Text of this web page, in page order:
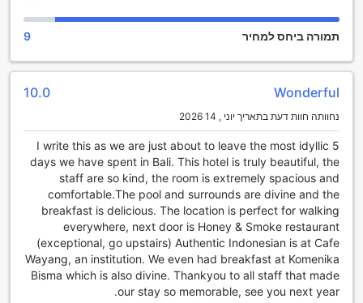
ייחודיים שיזכירו לכם את החוויה המיוחדת שלכם בבאלי. כל אלה
יחד יוצרים חוויה בלתי נשכחת של בידור ורוגע, הממתינה לכם
מתקני ספורט במלון קומןקה ברסה סיאנג, אובוד
במלון קומןקה ברסה סיאנג שבאובוד, באלי, תיהנו ממגוון מתקני
הפנימית המפנקת היא המקום המושלם להתרגע ולהתאמן בו, עם
מים צלולים ואווירה שקטה שמזמינה אתכם לשחות ולהתאמן בכל
שעות היום. עבור מי שמעוניין בשמש ובאוויר הפתוח, הבריכה
החיצונית המדהימה מציעה נוף עוצר נשימה של הגנים הטרופיים
שסביב, ומאפשרת לכם לשחות או פשוט להירגע על שפת הבריכה
עם ספר טוב.
לאחר יום של פעילות גופנית, תוכלו להירגע בבר הבריכה, המציע
מבחר רחב של משקאות מרעננים ומנות קלות. אם אתם חובבי חוף,
המלון נמצא במרחק קצר מהחוף, שם תוכלו ליהנות מפעילויות
ימיות, ספורט ימי והזדמנויות לחקור את המים הצלולים של
תמורה ביחס למחיר 9
Wonderful
10.0
נחוותה חוות דעת בתאריך יוני , 14 2026
I write this as we are just about to leave the most idyllic 5
days we have spent in Bali. This hotel is truly beautiful, the
staff are so kind, the room is extremely spacious and
comfortable.The pool and surrounds are divine and the
breakfast is delicious. The location is perfect for walking
everywhere, next door is Honey & Smoke restaurant
(exceptional, go upstairs) Authentic Indonesian is at Cafe
Wayang, an institution. We even had breakfast at Komenika
Bisma which is also divine. Thankyou to all staff that made
our stay so memorable, see you next year.